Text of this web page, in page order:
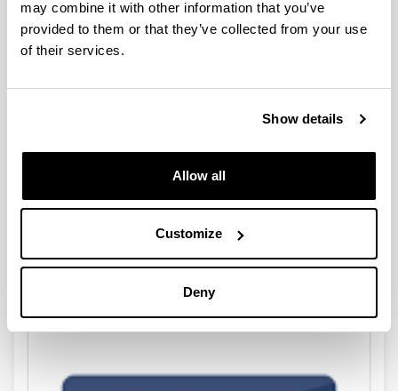
may combine it with other information that you’ve
provided to them or that they’ve collected from your use
of their services.
Show details
Allow all
Customize
Deny
Scopus prestakuntza online
Gernika(k) bibliotekan